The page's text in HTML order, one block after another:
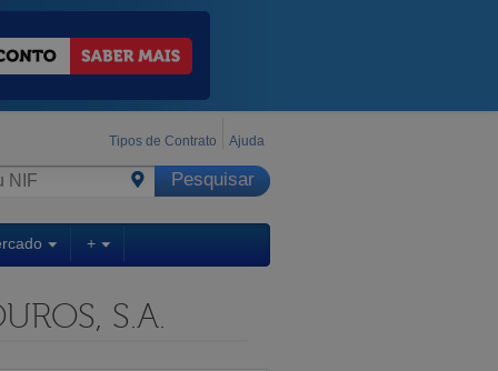
Tipos de Contrato Ajuda
+
S.A.